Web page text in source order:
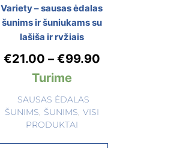
Variety – sausas ėdalas
šunims ir šuniukams su
lašiša ir ryžiais
€21.00 – €99.90
Turime
SAUSAS ĖDALAS
ŠUNIMS, ŠUNIMS, VISI
PRODUKTAI